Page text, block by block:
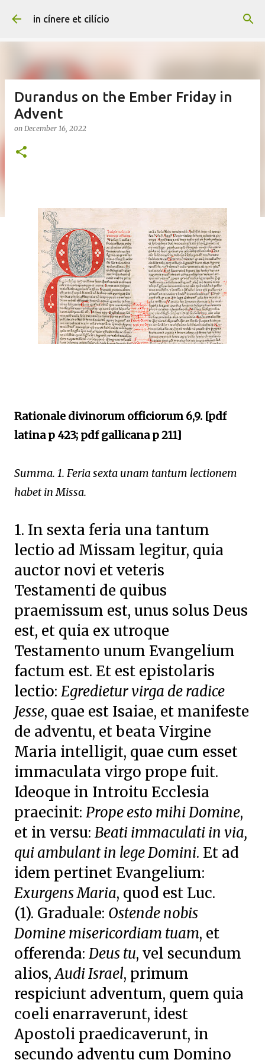
Skip to main content
in cínere et cilício
Durandus on the Ember Friday in
Advent
on December 16, 2022
Rationale divinorum officiorum 6,9. [pdf
latina p 423; pdf gallicana p 211]
Summa. 1. Feria sexta unam tantum lectionem
habet in Missa.
1. In sexta feria una tantum
lectio ad Missam legitur, quia
auctor novi et veteris
Testamenti de quibus
praemissum est, unus solus Deus
est, et quia ex utroque
Testamento unum Evangelium
factum est. Et est epistolaris
lectio: Egredietur virga de radice
Jesse, quae est Isaiae, et manifeste
de adventu, et beata Virgine
Maria intelligit, quae cum esset
immaculata virgo prope fuit.
Ideoque in Introitu Ecclesia
praecinit: Prope esto mihi Domine,
et in versu: Beati immaculati in via,
qui ambulant in lege Domini. Et ad
idem pertinet Evangelium:
Exurgens Maria, quod est Luc.
(1). Graduale: Ostende nobis
Domine misericordiam tuam, et
offerenda: Deus tu, vel secundum
alios,Audi Israel, primum
respiciunt adventum, quem quia
coeli enarraverunt, idest
Apostoli praedicaverunt, in
secundo adventu cum Domino